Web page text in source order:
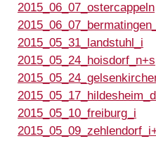
2015_06_07_ostercappeln
2015_05_31_landstuhl_i
2015_05_24_hoisdorf_n+s
2015_05_10_freiburg_i